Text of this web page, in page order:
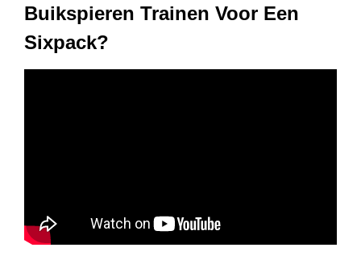
Buikspieren Trainen Voor Een
Sixpack?